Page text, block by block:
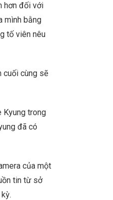
hơn đối với
mình bằng
tố viên nêu
cuối cùng sẽ
Kyung trong
đã có
của một
tin từ sở